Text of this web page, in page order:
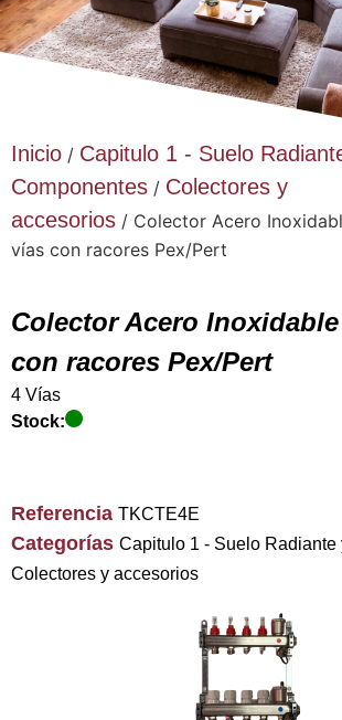
Inicio / Capitulo 1 - Suelo
Componentes / Colectores y
accesorios / Colector Acero
vías con racores Pex/Pert
Colector Acero Inoxidable
con racores Pex/Pert
4 Vías
Stock:
Referencia TKCTE4E
Categorías Capitulo 1 - Suelo Radiante
Colectores y accesorios